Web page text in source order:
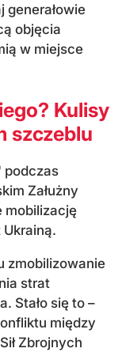
generałowie
objęcia
w miejsce
Kulisy
szczeblu
podczas
Załużny
mobilizację
zmobilizowanie
strat
Stało się to –
między
Zbrojnych